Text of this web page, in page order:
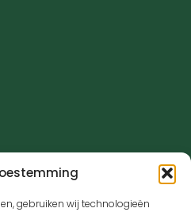
gebruiken wij technologieën